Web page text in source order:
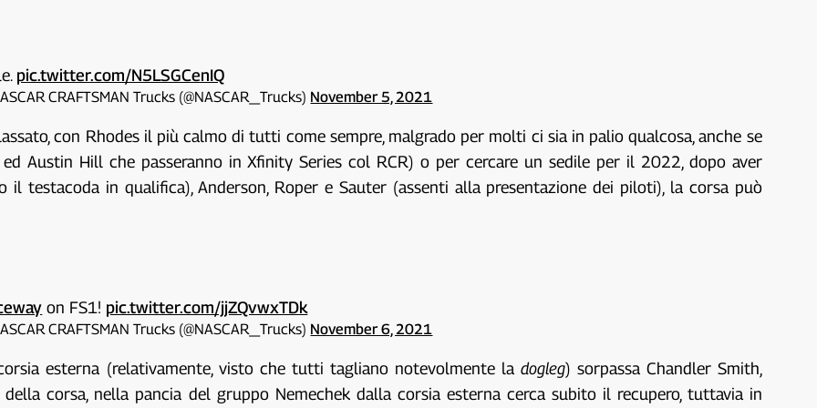
pic.twitter.com/N5LSGCenIQ
CRAFTSMAN Trucks (@NASCAR_Trucks) November 5, 2021
con Rhodes il più calmo di tutti come sempre, malgrado per molti ci sia in palio qualcosa, anche se
Austin Hill che passeranno in Xfinity Series col RCR) o per cercare un sedile per il 2022, dopo aver
testacoda in qualifica), Anderson, Roper e Sauter (assenti alla presentazione dei piloti), la corsa può
on FS1! pic.twitter.com/jjZQvwxTDk
CRAFTSMAN Trucks (@NASCAR_Trucks) November 6, 2021
esterna (relativamente, visto che tutti tagliano notevolmente la dogleg) sorpassa Chandler Smith,
della corsa, nella pancia del gruppo Nemechek dalla corsia esterna cerca subito il recupero, tuttavia in